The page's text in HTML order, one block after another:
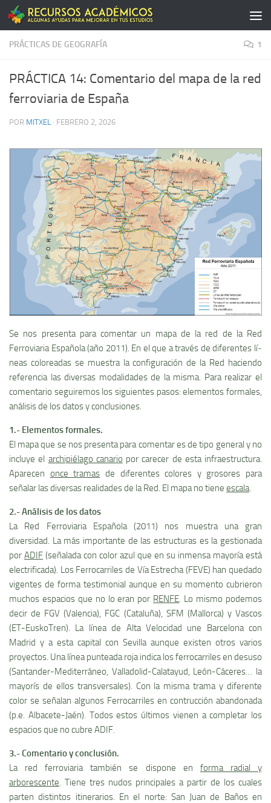
Saltar al contenido
PRÁCTICAS DE GEOGRAFÍA 1
PRÁCTICA 14: Comentario del mapa de la red
ferroviaria de España
POR MITXEL · FEBRERO 2, 2026
Se nos presenta para comentar un mapa de la red de la Red
Ferroviaria Española (año 2011). En el que a través de diferentes lí­
neas coloreadas se muestra la configuración de la Red haciendo
referencia las diversas modalidades de la misma. Para realizar el
comentario seguiremos los siguientes pasos: elementos formales,
análisis de los datos y conclusiones.
1.- Elementos formales.
El mapa que se nos presenta para comentar es de tipo general y no
incluye el archipiélago canario por carecer de esta infraestructura.
Aparecen once tramas de diferentes colores y grosores para
señalar las diversas realidades de la Red. El mapa no tiene escala.
2.- Análisis de los datos
La Red Ferroviaria Española (2011) nos muestra una gran
diversidad. La más importante de las estructuras es la gestionada
por ADIF (señalada con color azul que en su inmensa mayorí­a está
electrificada). Los Ferrocarriles de Ví­a Estrecha (FEVE) han quedado
vigentes de forma testimonial aunque en su momento cubrieron
muchos espacios que no lo eran por RENFE. Lo mismo podemos
decir de FGV (Valencia), FGC (Cataluña), SFM (Mallorca) y Vascos
(ET-EuskoTren). La lí­nea de Alta Velocidad une Barcelona con
Madrid y a esta capital con Sevilla aunque existen otros varios
proyectos. Una lí­nea punteada roja indica los ferrocarriles en desuso
(Santander-Mediterráneo, Valladolid-Calatayud, León-Cáceres… la
mayorí­s de ellos transversales). Con la misma trama y diferente
color se señalan algunos Ferrocarriles en contrucción abandonada
(p.e. Albacete-Jaén). Todos estos últimos vienen a completar los
espacios que no cubre ADIF.
3.- Comentario y conclusión.
La red ferroviaria también se dispone en forma radial y
arborescente. Tiene tres nudos principales a partir de los cuales
parten distintos itinerarios. En el norte: San Juan de Baños en